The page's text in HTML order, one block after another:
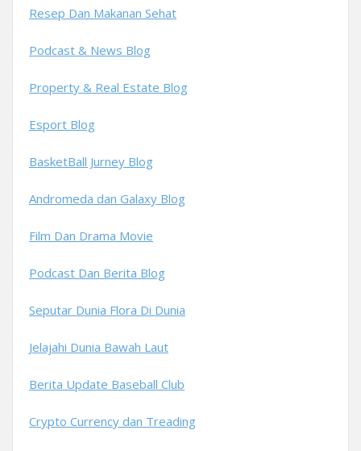
Resep Dan Makanan Sehat
Podcast & News Blog
Property & Real Estate Blog
Esport Blog
BasketBall Jurney Blog
Andromeda dan Galaxy Blog
Film Dan Drama Movie
Podcast Dan Berita Blog
Seputar Dunia Flora Di Dunia
Jelajahi Dunia Bawah Laut
Berita Update Baseball Club
Crypto Currency dan Treading